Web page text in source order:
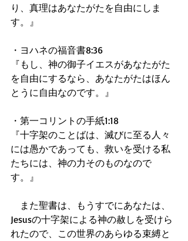
り、真理はあなたがたを自由にしま
す。』
・ヨハネの福音書8:36
『もし、神の御子イエスがあなたがた
を自由にするなら、あなたがたはほん
とうに自由なのです。』
・第一コリントの手紙1:18
『十字架のことばは、滅びに至る人々
には愚かであっても、救いを受ける私
たちには、神の力そのものなので
す。』
また聖書は、もうすでにあなたは、
Jesusの十字架による神の赦しを受けら
れたので、この世界のあらゆる束縛と